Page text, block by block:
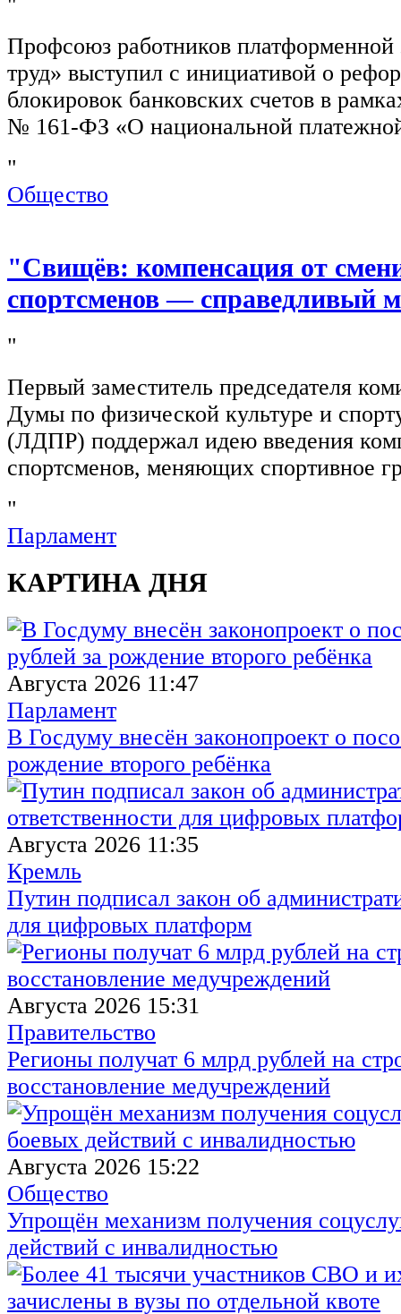
Профсоюз работников
труд» выступил с инициативой о
блокировок банковских счетов в
№ 161-ФЗ «О национальной
"
Общество
"Свищёв: компенсация от
спортсменов — справедливый
"
Первый заместитель председателя
Думы по физической культуре и
(ЛДПР) поддержал идею введения
спортсменов, меняющих спортивное
"
Парламент
КАРТИНА ДНЯ
Августа 2026 11:47
Парламент
В Госдуму внесён законопроект о
рождение второго ребёнка
Августа 2026 11:35
Кремль
Путин подписал закон об
для цифровых платформ
Августа 2026 15:31
Правительство
Регионы получат 6 млрд рублей на
восстановление медучреждений
Августа 2026 15:22
Общество
Упрощён механизм получения
действий с инвалидностью